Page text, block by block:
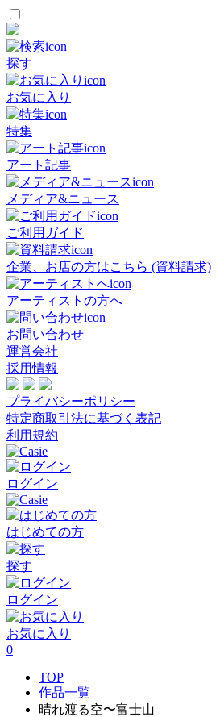
探す
お気に入り
特集
アート記事
メディア&ニュース
ご利用ガイド
企業、お店の方はこちら (資料請求)
アーティストの方へ
お問い合わせ
運営会社
採用情報
プライバシーポリシー
特定商取引法に基づく表記
利用規約
ログイン
はじめての方
探す
ログイン
お気に入り
0
TOP
作品一覧
晴れ渡る空〜富士山